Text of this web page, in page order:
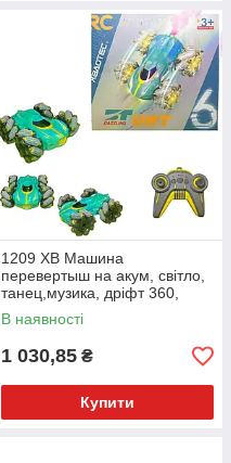
1209 XB Машина
перевертыш на акум, світло,
танец,музика, дріфт 360,
В наявності
1 030,85 ₴
Купити